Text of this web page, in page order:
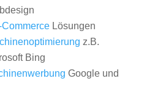
CommerceLösungen
z.B.
Bing
Google und